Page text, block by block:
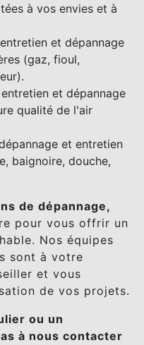
à vos envies et à
et dépannage
(gaz, fioul,
et dépannage
qualité de l'air
et entretien
baignoire, douche,
de dépannage,
pour vous offrir un
Nos équipes
sont à votre
et vous
de vos projets.
ou un
à nous contacter